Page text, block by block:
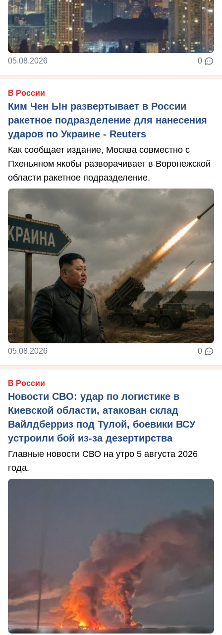
05.08.2026 0
В России
Ким Чен Ын развертывает в России
ракетное подразделение для нанесения
ударов по Украине - Reuters
Как сообщает издание, Москва совместно с
Пхеньяном якобы разворачивает в Воронежской
области ракетное подразделение.
05.08.2026 0
В России
Новости СВО: удар по логистике в
Киевской области, атакован склад
Вайлдберриз под Тулой, боевики ВСУ
устроили бой из-за дезертирства
Главные новости СВО на утро 5 августа 2026
года.